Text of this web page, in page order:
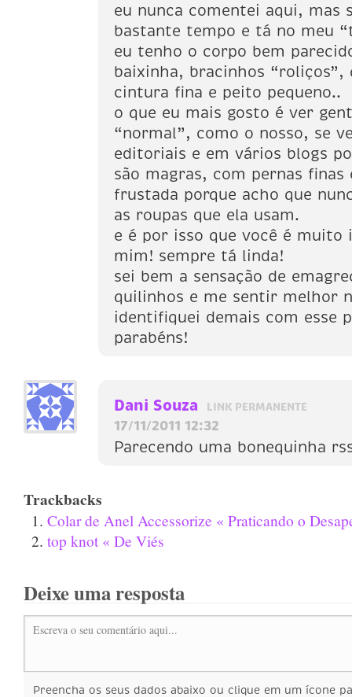
eu nunca comentei aqui, mas
bastante tempo e tá no meu
eu tenho o corpo bem
baixinha, bracinhos “roliços”,
cintura fina e peito pequeno..
o que eu mais gosto é ver
“normal”, como o nosso, se
editoriais e em vários blogs
são magras, com pernas finas
frustada porque acho que
as roupas que ela usam.
e é por isso que você é muito
mim! sempre tá linda!
sei bem a sensação de
quilinhos e me sentir melhor
identifiquei demais com esse
parabéns!
Dani Souza LINK PERMANENTE
17/11/2011 12:32
Parecendo uma bonequinha
Trackbacks
Colar de Anel Accessorize « Praticando o
top knot « De Viés
Deixe uma resposta
Escreva o seu comentário aqui...
Preencha os seus dados abaixo ou clique em um ícone